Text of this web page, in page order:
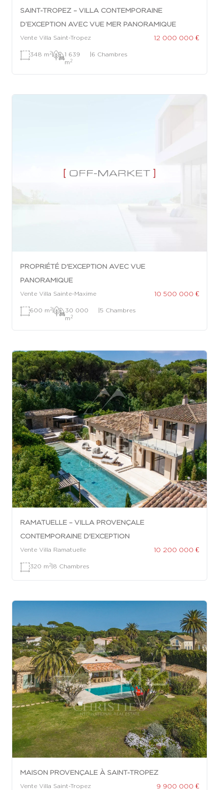
SAINT-TROPEZ – VILLA CONTEMPORAINE
D’EXCEPTION AVEC VUE MER PANORAMIQUE
Vente Villa Saint-Tropez 12 000 000 €
348 m 2|
1 639
m 2
|6 Chambres
PROPRIÉTÉ D'EXCEPTION AVEC VUE
PANORAMIQUE
Vente Villa Sainte-Maxime 10 500 000 €
600 m 2|
30 000
m 2
|5 Chambres
RAMATUELLE – VILLA PROVENÇALE
CONTEMPORAINE D'EXCEPTION
Vente Villa Ramatuelle 10 200 000 €
320 m 2|8 Chambres
MAISON PROVENÇALE À SAINT-TROPEZ
Vente Villa Saint-Tropez 9 900 000 €